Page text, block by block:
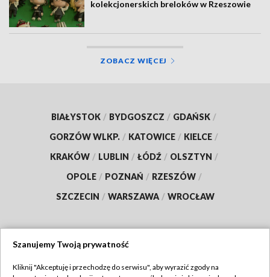
kolekcjonerskich breloków w Rzeszowie
ZOBACZ WIĘCEJ
BIAŁYSTOK / BYDGOSZCZ / GDAŃSK /
GORZÓW WLKP. / KATOWICE / KIELCE /
KRAKÓW / LUBLIN / ŁÓDŹ / OLSZTYN /
OPOLE / POZNAŃ / RZESZÓW /
SZCZECIN / WARSZAWA / WROCŁAW
Szanujemy Twoją prywatność
Kliknij "Akceptuję i przechodzę do serwisu", aby wyrazić zgody na